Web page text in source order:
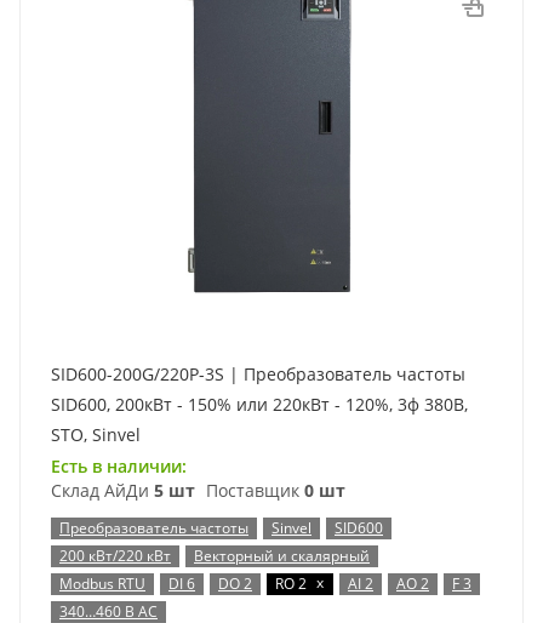
SID600-200G/220P-3S | Преобразователь частоты
SID600, 200кВт - 150% или 220кВт - 120%, 3ф 380В,
STO, Sinvel
Есть в наличии:
Склад АйДи 5 шт Поставщик 0 шт
Преобразователь частоты Sinvel
SID600
200 кВт/220 кВт
Векторный и скалярный
Modbus RTU
DI 6 DO 2 RO 2 x AI 2 AO 2
F 3
340…460 В AC